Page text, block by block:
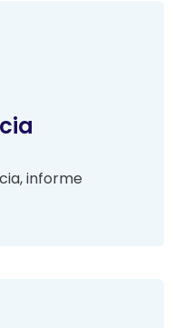
informe